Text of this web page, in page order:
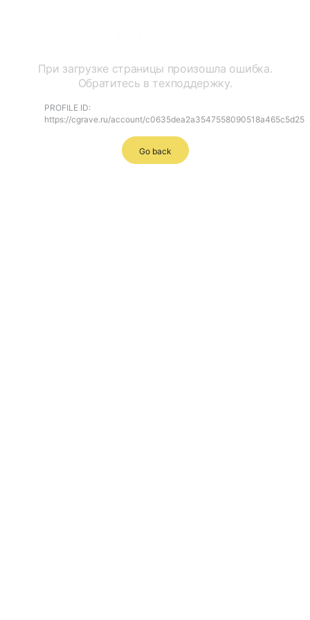
При загрузке страницы произошла ошибка.
Обратитесь в техподдержку.
PROFILE ID:
https://cgrave.ru/account/c0635dea2a3547558090518a465c5d25
Go back